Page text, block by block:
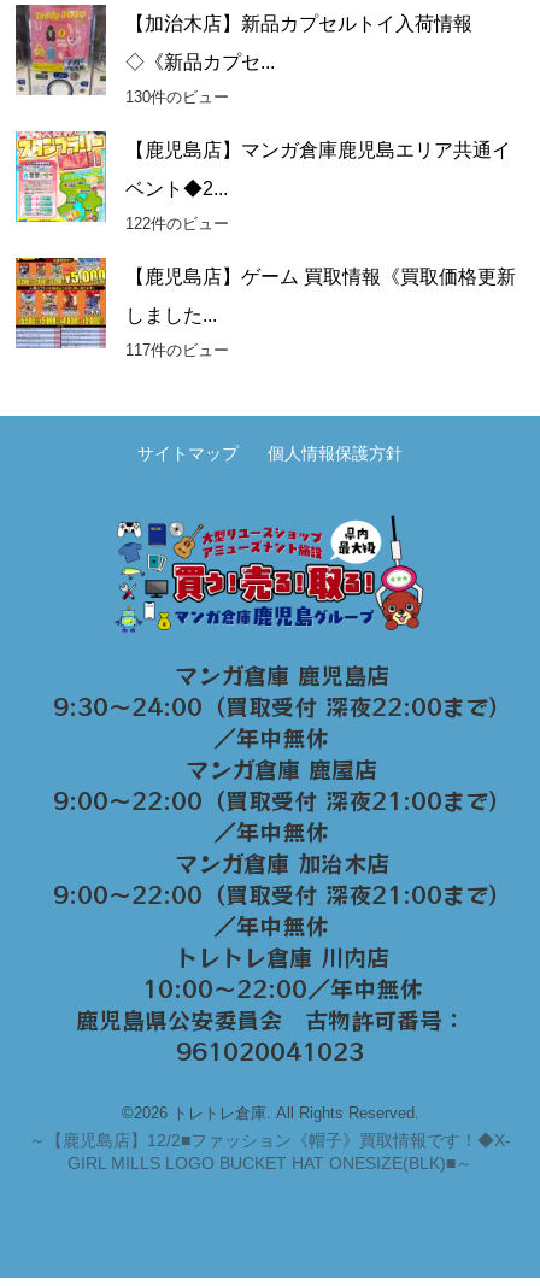
【加治木店】新品カプセルトイ入荷情報
◇《新品カプセ...
130件のビュー
【鹿児島店】マンガ倉庫鹿児島エリア共通イ
ベント◆2...
122件のビュー
【鹿児島店】ゲーム 買取情報《買取価格更新
しました...
117件のビュー
サイトマップ 個人情報保護方針
マンガ倉庫 鹿児島店
9:30～24:00（買取受付 深夜22:00まで）
／年中無休
マンガ倉庫 鹿屋店
9:00～22:00（買取受付 深夜21:00まで）
／年中無休
マンガ倉庫 加治木店
9:00〜22:00（買取受付 深夜21:00まで）
／年中無休
トレトレ倉庫 川内店
10:00〜22:00／年中無休
鹿児島県公安委員会 古物許可番号：
961020041023
©2026 トレトレ倉庫. All Rights Reserved.
～
【鹿児島店】12/2■ファッション《帽子》買取情報です！◆X-
GIRL MILLS LOGO BUCKET HAT ONESIZE(BLK)■～